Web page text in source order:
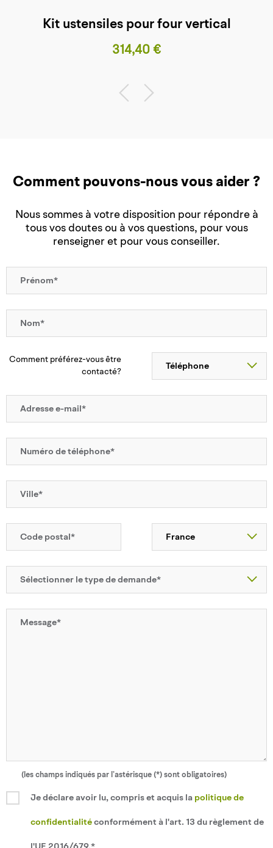
Kit ustensiles pour four vertical
Prix
314,40 €
Comment pouvons-nous vous aider ?
Nous sommes à votre disposition pour répondre à
tous vos doutes ou à vos questions, pour vous
renseigner et pour vous conseiller.
Comment préférez-vous être
contacté?
(les champs indiqués par l’astérisque (*) sont obligatoires)
Je déclare avoir lu, compris et acquis la politique de
confidentialité conformément à l'art. 13 du règlement de